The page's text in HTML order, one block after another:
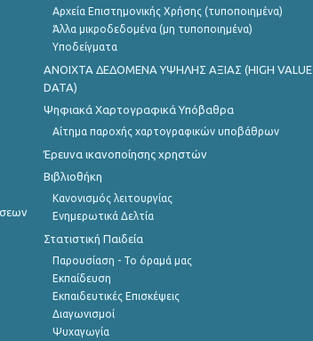
Αρχεία Επιστημονικής Χρήσης (τυποποιημένα)
Άλλα μικροδεδομένα (μη τυποποιημένα)
Υποδείγματα
ANOIXTA ΔΕΔΟΜΕΝΑ ΥΨΗΛΗΣ ΑΞΙΑΣ (HIGH VALUE
DATA)
Ψηφιακά Χαρτογραφικά Υπόβαθρα
Αίτημα παροχής χαρτογραφικών υποβάθρων
Έρευνα ικανοποίησης χρηστών
Βιβλιοθήκη
Κανονισμός λειτουργίας
Ενημερωτικά Δελτία
Στατιστική Παιδεία
Παρουσίαση - Το όραμά μας
Εκπαίδευση
Εκπαιδευτικές Επισκέψεις
Διαγωνισμοί
Ψυχαγωγία